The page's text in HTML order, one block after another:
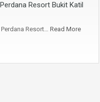
Resort Bukit Katil
Resort… Read More